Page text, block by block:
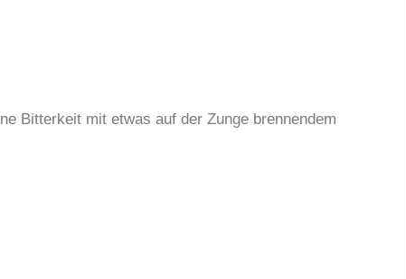
Bitterkeit mit etwas auf der Zunge brennendem